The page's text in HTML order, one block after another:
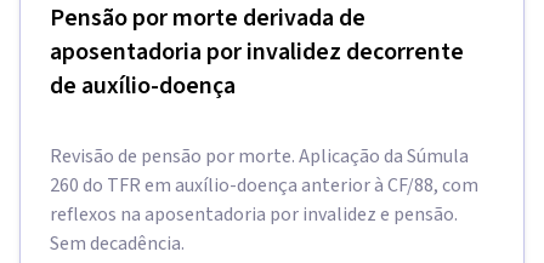
Pensão por morte derivada de
aposentadoria por invalidez decorrente
de auxílio-doença
Revisão de pensão por morte. Aplicação da Súmula
260 do TFR em auxílio-doença anterior à CF/88, com
reflexos na aposentadoria por invalidez e pensão.
Sem decadência.